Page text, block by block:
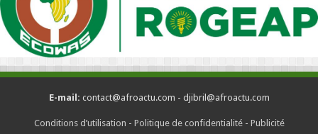
E-mail: contact@afroactu.com - djibril@afroactu.com
Conditions d’utilisation - Politique de confidentialité- Publicité